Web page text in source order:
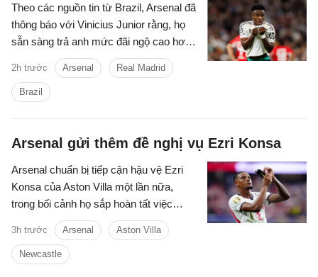
Theo các nguồn tin từ Brazil, Arsenal đã
thông báo với Vinicius Junior rằng, họ
sẵn sàng trả anh mức đãi ngộ cao hơn
đề nghị gia hạn hợp đồng từ phía Real
2h trước Arsenal Real Madrid
Brazil
Arsenal gửi thêm đề nghị vụ Ezri Konsa
Arsenal chuẩn bị tiếp cận hậu vệ Ezri
Konsa của Aston Villa một lần nữa,
trong bối cảnh họ sắp hoàn tất việc
chiêu mộ đội trưởng Bruno Guimaraes
của Newcastle.
3h trước Arsenal Aston Villa
Newcastle